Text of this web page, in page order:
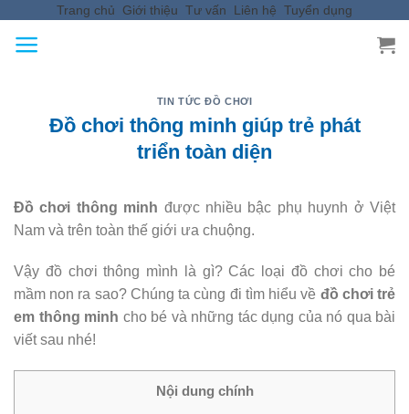
content
Trang chủ Giới thiệu Tư vấn Liên hệ Tuyển dụng
TIN TỨC ĐỒ CHƠI
Đồ chơi thông minh giúp trẻ phát
triển toàn diện
Đồ chơi thông minh được nhiều bậc phụ huynh ở Việt
Nam và trên toàn thế giới ưa chuộng.
Vậy đồ chơi thông mình là gì? Các loại đồ chơi cho bé
mầm non ra sao? Chúng ta cùng đi tìm hiểu về đồ chơi trẻ
em thông minh cho bé và những tác dụng của nó qua bài
viết sau nhé!
Nội dung chính